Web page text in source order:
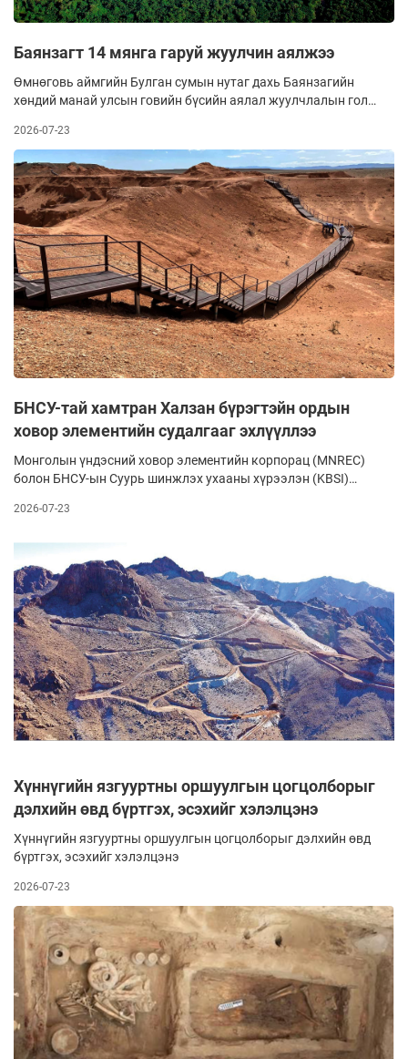
Баянзагт 14 мянга гаруй жуулчин аялжээ
Өмнөговь аймгийн Булган сумын нутаг дахь Баянзагийн
хөндий манай улсын говийн бүсийн аялал жуулчлалын гол
жилд дунджаар 6000-8000 жуулчин аялдаг байсан бол
сүүлийн үед 30 мянга давах болжээ.
2026-07-23
БНСУ-тай хамтран Халзан бүрэгтэйн ордын
ховор элементийн судалгааг эхлүүллээ
Монголын үндэсний ховор элементийн корпорац (MNREC)
болон БНСУ-ын Суурь шинжлэх ухааны хүрээлэн (KBSI)
судалгааг албан ёсоор эхлүүлснээ зарлав. Энэ нь БНСУ-ын
үеэр хоёр улсын шинжлэх ухаан, уул уурхайн салбарын
хамтын ажиллагааг өргөжүүлэх хүрээнд тохиролцсон
ажлын нэг хэсэг юм.
2026-07-23
Хүннүгийн язгууртны оршуулгын цогцолборыг
дэлхийн өвд бүртгэх, эсэхийг хэлэлцэнэ
Хүннүгийн язгууртны оршуулгын цогцолборыг дэлхийн өвд
бүртгэх, эсэхийг хэлэлцэнэ
2026-07-23